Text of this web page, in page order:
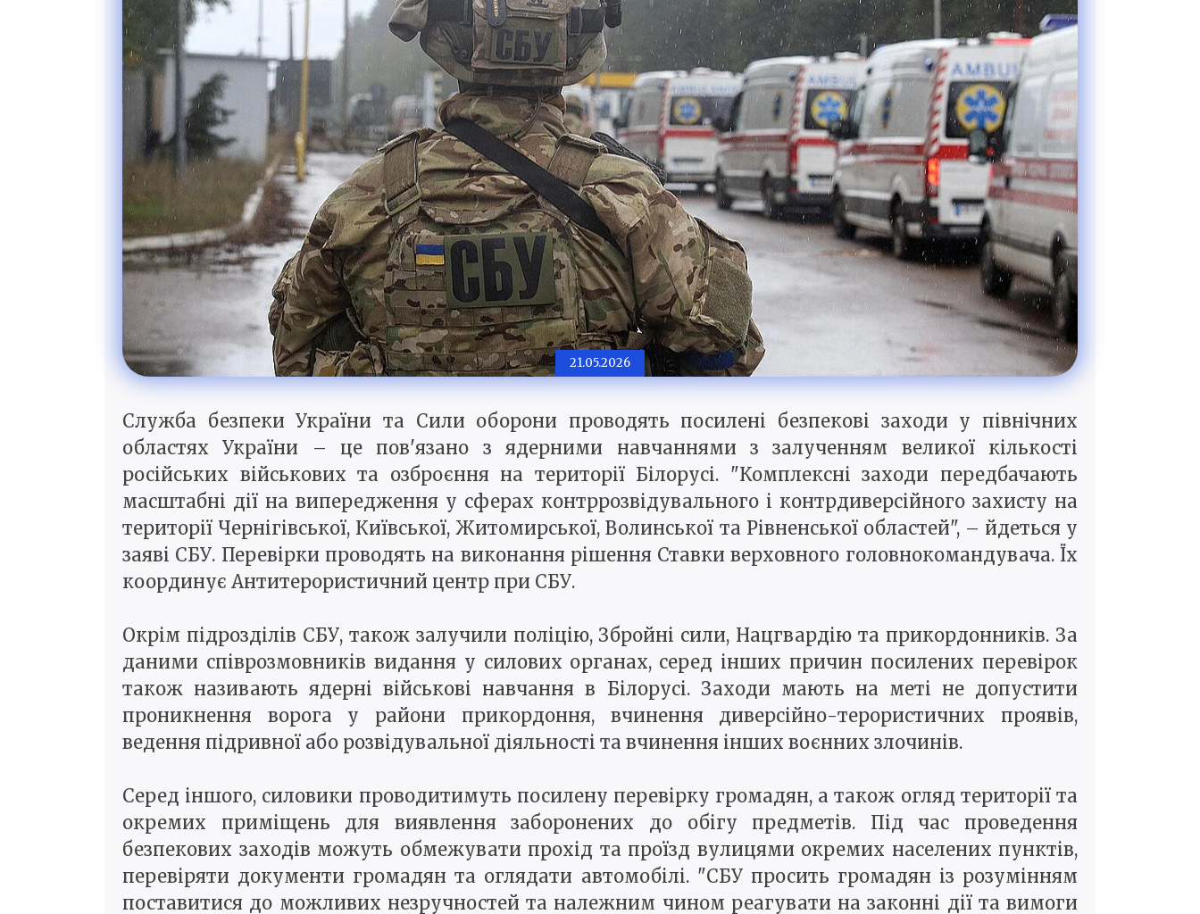
21.05.2026
Служба безпеки України та Сили оборони проводять посилені безпекові заходи у північних
областях України – це пов'язано з ядерними навчаннями з залученням великої кількості
російських військових та озброєння на території Білорусі. "Комплексні заходи передбачають
масштабні дії на випередження у сферах контррозвідувального і контрдиверсійного захисту на
території Чернігівської, Київської, Житомирської, Волинської та Рівненської областей", – йдеться у
заяві СБУ. Перевірки проводять на виконання рішення Ставки верховного головнокомандувача. Їх
координує Антитерористичний центр при СБУ.
Окрім підрозділів СБУ, також залучили поліцію, Збройні сили, Нацгвардію та прикордонників. За
даними співрозмовників видання у силових органах, серед інших причин посилених перевірок
також називають ядерні військові навчання в Білорусі. Заходи мають на меті не допустити
проникнення ворога у райони прикордоння, вчинення диверсійно-терористичних проявів,
ведення підривної або розвідувальної діяльності та вчинення інших воєнних злочинів.
Серед іншого, силовики проводитимуть посилену перевірку громадян, а також огляд території та
окремих приміщень для виявлення заборонених до обігу предметів. Під час проведення
безпекових заходів можуть обмежувати прохід та проїзд вулицями окремих населених пунктів,
перевіряти документи громадян та оглядати автомобілі. "СБУ просить громадян із розумінням
поставитися до можливих незручностей та належним чином реагувати на законні дії та вимоги